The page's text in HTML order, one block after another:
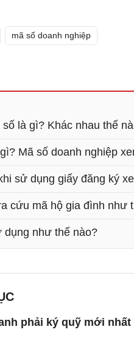
mã số doanh nghiệp
là gì? Khác nhau thế
Mã số doanh nghiệp
sử dụng giấy đăng ký
cứu mã hộ gia đình như
dụng như thế nào?
phải ký quỹ mới nhất